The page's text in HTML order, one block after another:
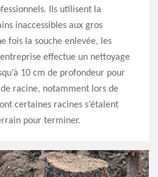
Ils utilisent la
inaccessibles aux gros
fois la souche enlevée, les
effectue un nettoyage
10 cm de profondeur pour
racine, notamment lors de
certaines racines s’étalent
pour terminer.